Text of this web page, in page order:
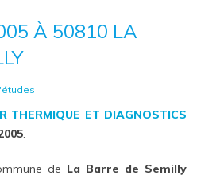
À 50810 LA
THERMIQUE ET DIAGNOSTICS
de La Barre de Semilly